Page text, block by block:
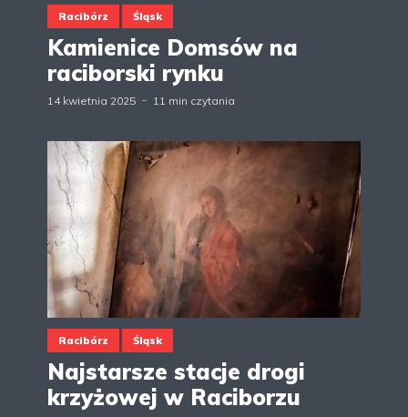
Racibórz Śląsk
Kamienice Domsów na
raciborski rynku
14 kwietnia 2025 11 min czytania
Racibórz Śląsk
Najstarsze stacje drogi
krzyżowej w Raciborzu